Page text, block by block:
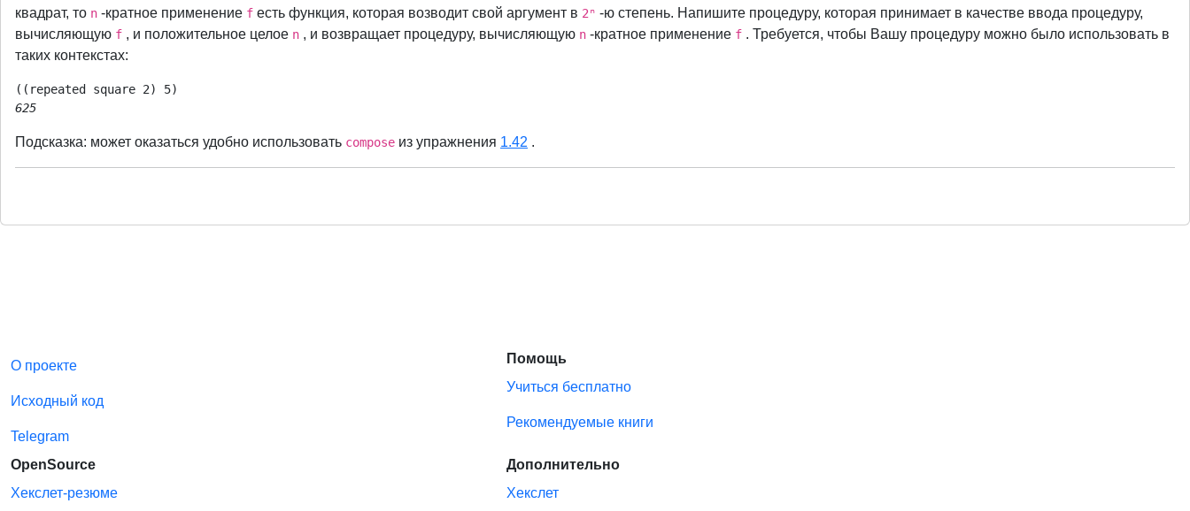
квадрат, то n -кратное применение f есть функция, которая возводит свой аргумент в 2ⁿ -ю степень. Напишите процедуру, которая принимает в качестве ввода процедуру,
вычисляющую f , и положительное целое n , и возвращает процедуру, вычисляющую n -кратное применение f . Требуется, чтобы Вашу процедуру можно было использовать в
таких контекстах:
625
Подсказка: может оказаться удобно использовать compose из упражнения 1.42 .
О проекте
Исходный код
Telegram
Помощь
Учиться бесплатно
Рекомендуемые книги
OpenSource
Хекслет-резюме
Дополнительно
Хекслет